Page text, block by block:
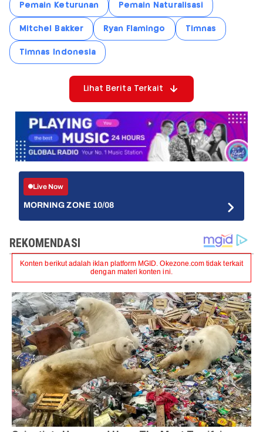
Pemain Keturunan Pemain Naturalisasi
Mitchel Bakker Ryan Flamingo Timnas
Timnas Indonesia
Lihat Berita Terkait
Live Now
MORNING ZONE 10/08